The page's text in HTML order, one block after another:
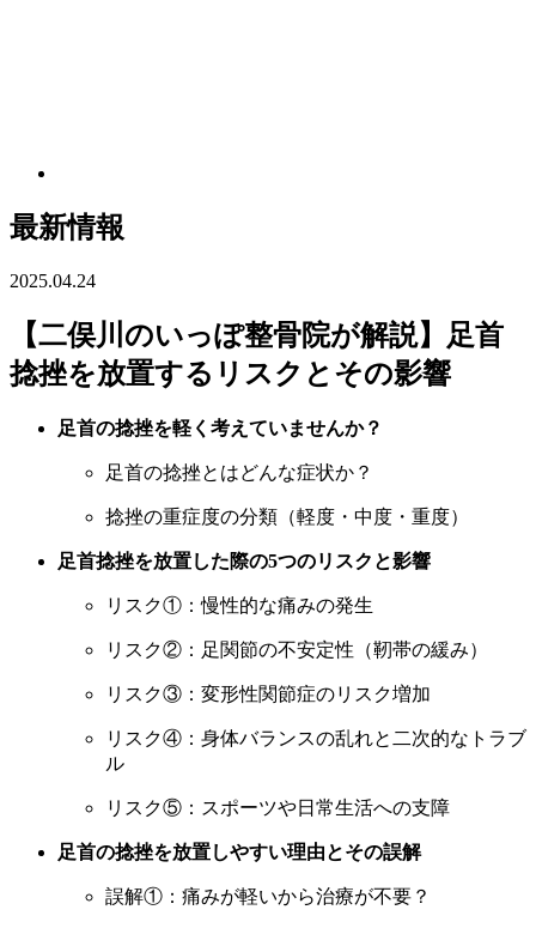
最新情報
2025.04.24
【二俣川のいっぽ整骨院が解説】足首
捻挫を放置するリスクとその影響
足首の捻挫を軽く考えていませんか？
足首の捻挫とはどんな症状か？
捻挫の重症度の分類（軽度・中度・重度）
足首捻挫を放置した際の5つのリスクと影響
リスク①：慢性的な痛みの発生
リスク②：足関節の不安定性（靭帯の緩み）
リスク③：変形性関節症のリスク増加
リスク④：身体バランスの乱れと二次的なトラブ
ル
リスク⑤：スポーツや日常生活への支障
足首の捻挫を放置しやすい理由とその誤解
誤解①：痛みが軽いから治療が不要？